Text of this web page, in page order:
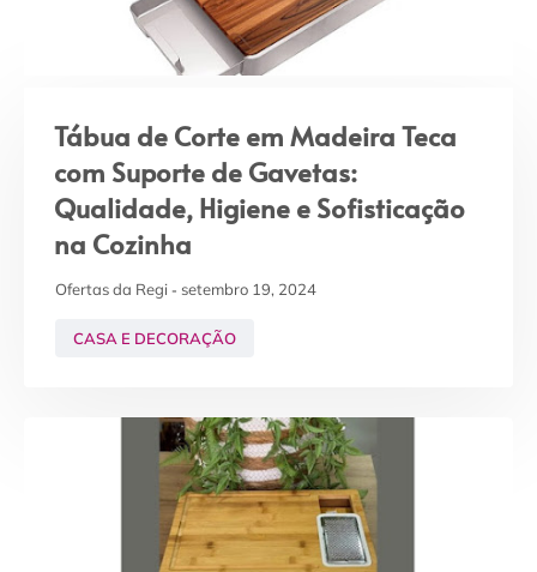
Tábua de Corte em Madeira Teca
com Suporte de Gavetas:
Qualidade, Higiene e Sofisticação
na Cozinha
Ofertas da Regi setembro 19, 2024
CASA E DECORAÇÃO